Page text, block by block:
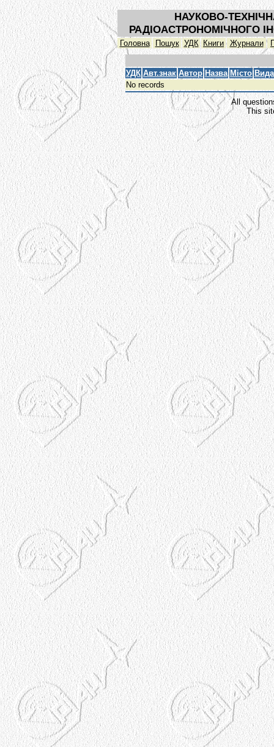
НАУКОВО-
РАДІОАСТРОНОМІЧНОГО
Головна Пошук УДК Книги Журнали
УДК Авт.знак Автор Назва Місто
No records
All
This